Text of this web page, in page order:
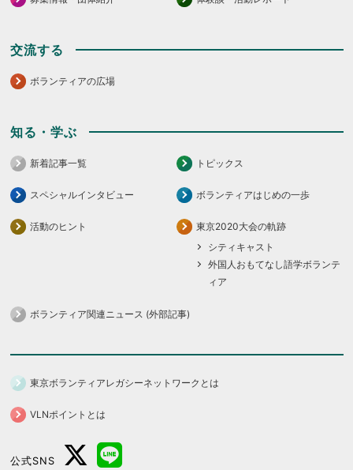
交流する
ボランティアの広場
知る・学ぶ
新着記事一覧 トピックス
スペシャルインタビュー ボランティアはじめの一歩
活動のヒント
東京2020大会の軌跡
シティキャスト
外国人おもてなし語学ボランテ
ィア
ボランティア関連ニュース (外部記事)
東京ボランティアレガシーネットワークとは
VLNポイントとは
公式SNS